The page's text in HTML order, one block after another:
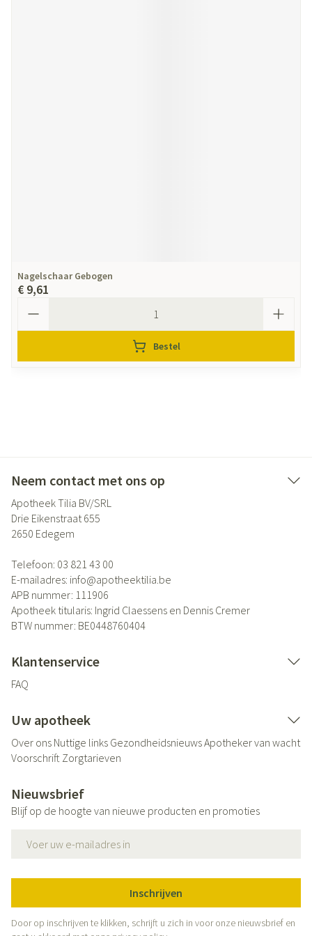
Nagelschaar Gebogen
€ 9,61
Bestel
Neem contact met ons op
Apotheek Tilia BV/SRL
Drie Eikenstraat 655
2650 Edegem
Telefoon: 03 821 43 00
E-mailadres: info@apotheektilia.be
APB nummer: 111906
Apotheek titularis: Ingrid Claessens en Dennis Cremer
BTW nummer: BE0448760404
Klantenservice
FAQ
Uw apotheek
Over ons Nuttige links GezondheidsnieuwsApotheker van wacht
Voorschrift Zorgtarieven
Nieuwsbrief
Blijf op de hoogte van nieuwe producten en promoties
Inschrijven
Door op inschrijven te klikken, schrijft u zich in voor onze nieuwsbrief en